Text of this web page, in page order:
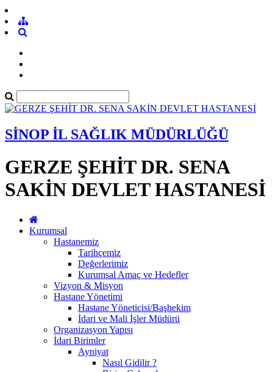
SİNOP İL SAĞLIK MÜDÜRLÜĞÜ
GERZE ŞEHİT DR. SENA
SAKİN DEVLET HASTANESİ
Kurumsal
Hastanemiz
Tarihçemiz
Değerlerimiz
Kurumsal Amaç ve Hedefler
Vizyon & Misyon
Hastane Yönetimi
Hastane Yöneticisi/Başhekim
İdari ve Mali İşler Müdürü
Organizasyon Yapısı
İdari Birimler
Ayniyat
Nasıl Gidilir ?